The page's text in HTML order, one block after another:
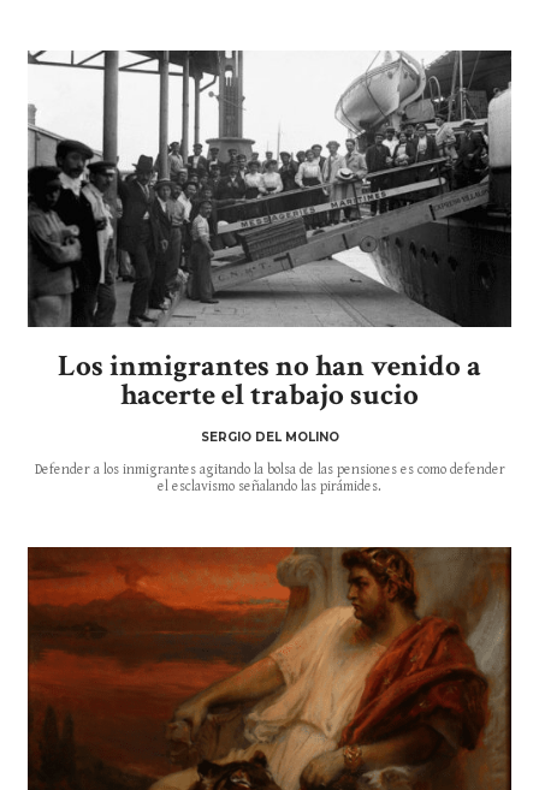
Los inmigrantes no han venido a
hacerte el trabajo sucio
SERGIO DEL MOLINO
Defender a los inmigrantes agitando la bolsa de las pensiones es como defender
el esclavismo señalando las pirámides.